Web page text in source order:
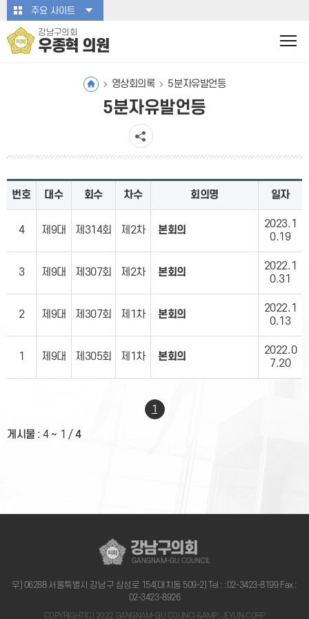
본문바로가기주요 사이트
강남구의회
우종혁 의원
영상회의록 5분자유발언등
5분자유발언등
번호 대수 회수 차수 회의명 일자
4 제9대 제314회 제2차 본회의
2023.1
0.19
3 제9대 제307회 제2차 본회의
2022.1
0.31
2 제9대 제307회 제1차 본회의
2022.1
0.13
1 제9대 제305회 제1차 본회의
2022.0
7.20
1
게시물:4 ~ 1 /4
강남구의회
GANGNAM-GU COUNCIL
우) 06288 서울특별시 강남구 삼성로 154(대치동 509-2) Tel : :02-3423-8199Fax :
02-3423-8926
COPYRIGHT(C) 2022 GANGNAM-GU COUNCI &AMP; JEYUN CORP